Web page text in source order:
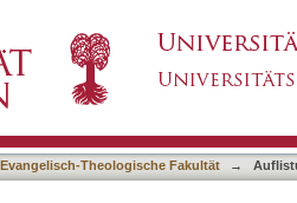
Theologische Fakultät →